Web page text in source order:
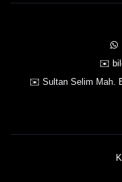
✉️
✉️ Sultan Selim Mah.